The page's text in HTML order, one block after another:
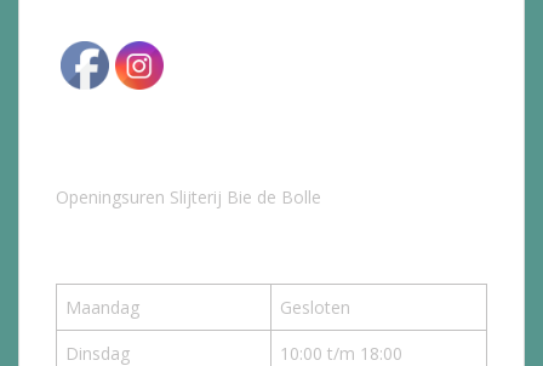
Openingsuren Slijterij Bie de Bolle
Maandag
Gesloten
Dinsdag
10:00 t/m 18:00